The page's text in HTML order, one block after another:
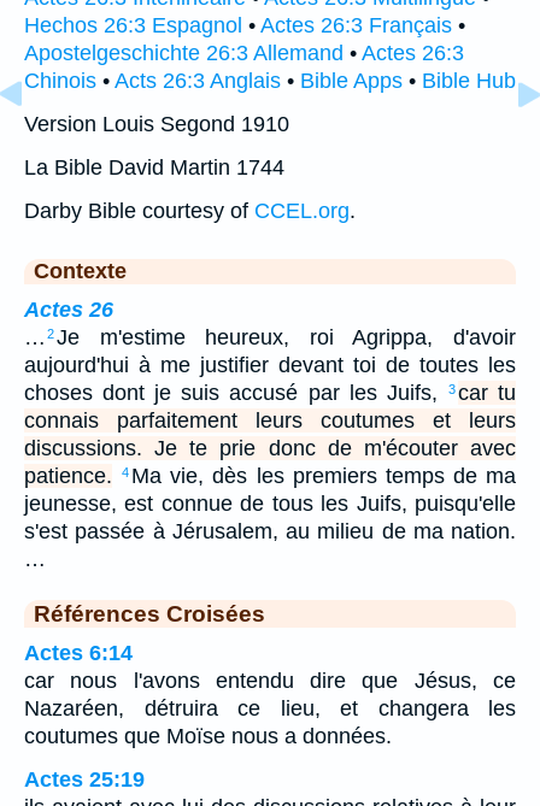
Hechos 26:3 Espagnol • Actes 26:3 Français •
Apostelgeschichte 26:3 Allemand • Actes 26:3
Chinois • Acts 26:3 Anglais • Bible Apps • Bible Hub
Version Louis Segond 1910
La Bible David Martin 1744
Darby Bible courtesy of CCEL.org.
Contexte
Actes 26
… 2Je m'estime heureux, roi Agrippa, d'avoir
aujourd'hui à me justifier devant toi de toutes les
choses dont je suis accusé par les Juifs,
3car tu
connais parfaitement leurs coutumes et leurs
discussions. Je te prie donc de m'écouter avec
patience.
4 Ma vie, dès les premiers temps de ma
jeunesse, est connue de tous les Juifs, puisqu'elle
s'est passée à Jérusalem, au milieu de ma nation.
…
Références Croisées
Actes 6:14
car nous l'avons entendu dire que Jésus, ce
Nazaréen, détruira ce lieu, et changera les
coutumes que Moïse nous a données.
Actes 25:19